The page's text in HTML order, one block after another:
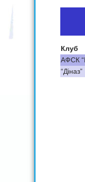
Клуб
АФСК
“Діназ”